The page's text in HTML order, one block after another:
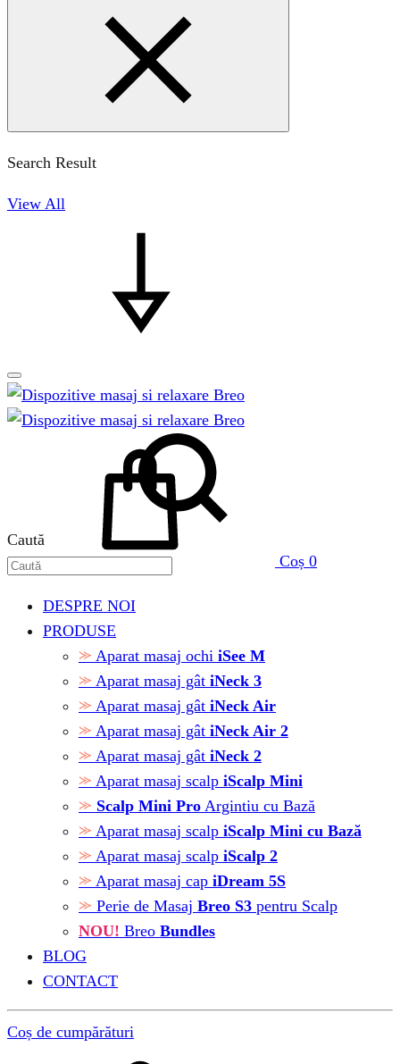
Search Result
View All
Coș 0
Caută
DESPRE NOI
PRODUSE
Aparat masaj ochi iSee M
Aparat masaj gât iNeck 3
Aparat masaj gât iNeck Air
Aparat masaj gât iNeck Air 2
Aparat masaj gât iNeck 2
Aparat masaj scalp iScalp Mini
Scalp Mini Pro Argintiu cu Bază
Aparat masaj scalp iScalp Mini cu Bază
Aparat masaj scalp iScalp 2
Aparat masaj cap iDream 5S
Perie de Masaj Breo S3 pentru Scalp
NOU! Breo Bundles
BLOG
CONTACT
Coș de cumpărături